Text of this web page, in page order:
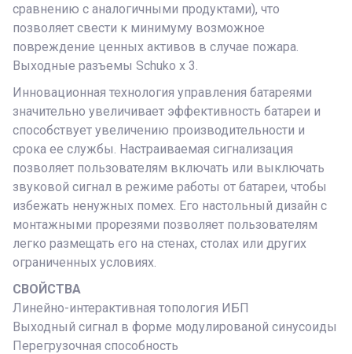
сравнению с аналогичными продуктами), что
позволяет свести к минимуму возможное
повреждение ценных активов в случае пожара.
Выходные разъемы Schuko x 3.
Инновационная технология управления батареями
значительно увеличивает эффективность батареи и
способствует увеличению производительности и
срока ее службы. Настраиваемая сигнализация
позволяет пользователям включать или выключать
звуковой сигнал в режиме работы от батареи, чтобы
избежать ненужных помех. Его настольный дизайн с
монтажными прорезями позволяет пользователям
легко размещать его на стенах, столах или других
ограниченных условиях.
СВОЙСТВА
Линейно-интерактивная топология ИБП
Выходный сигнал в форме модулированой синусоиды
Перегрузочная способность